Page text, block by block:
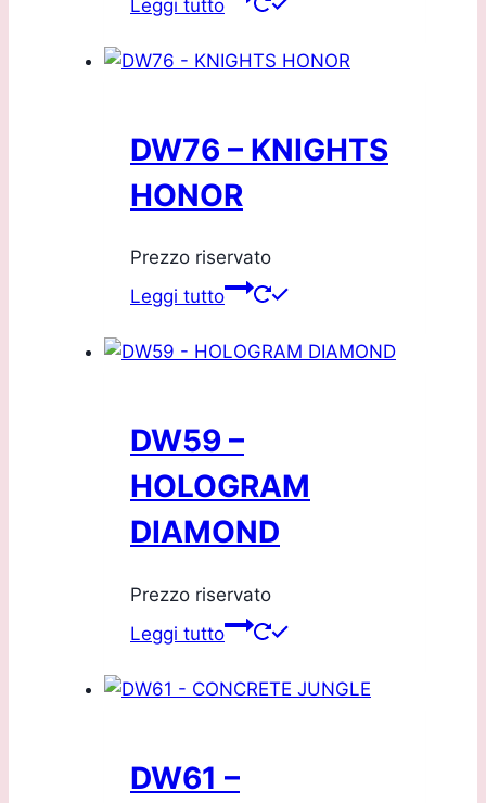
Leggi tutto
DW76 – KNIGHTS
HONOR
Prezzo riservato
Leggi tutto
DW59 –
HOLOGRAM
DIAMOND
Prezzo riservato
Leggi tutto
DW61 –